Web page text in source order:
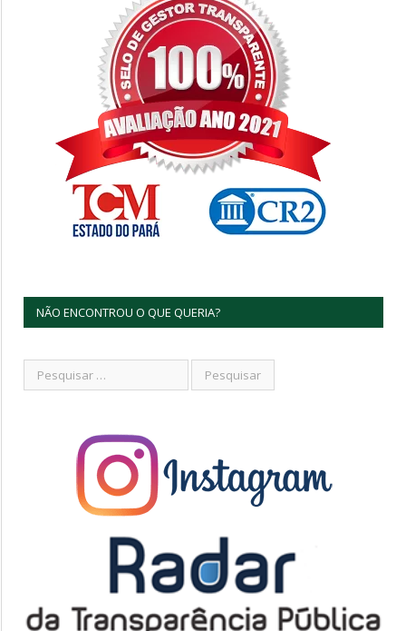
NÃO ENCONTROU O QUE QUERIA?